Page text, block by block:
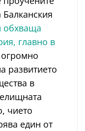
обхваща
главно в
развитието
в
чието
един от